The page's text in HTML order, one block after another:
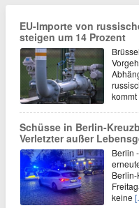
EU-Importe von
steigen um 14 Prozent
Schüsse in Berlin-
Verletzter außer
Berlin
keine